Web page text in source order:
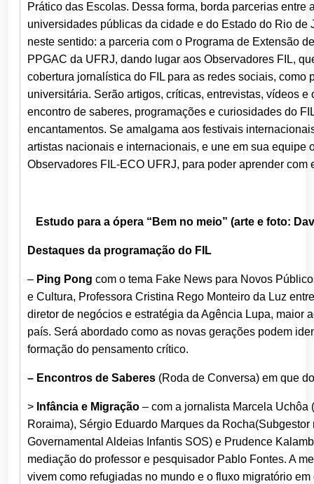
Prático das Escolas. Dessa forma, borda parcerias
universidades públicas da cidade e do Estado do Rio de
neste sentido: a parceria com o Programa de Extensão
PPGAC da UFRJ, dando lugar aos Observadores FIL,
cobertura jornalística do FIL para as redes sociais, como
universitária. Serão artigos, críticas, entrevistas, vídeos
encontro de saberes, programações e curiosidades do
encantamentos. Se amalgama aos festivais
artistas nacionais e internacionais, e une em sua equipe
Observadores FIL-ECO UFRJ, para poder aprender com
Estudo para a ópera “Bem no meio” (arte e foto:
Destaques da programação do FIL
– Ping Pong com o tema Fake News para Novos
e Cultura, Professora Cristina Rego Monteiro da Luz
diretor de negócios e estratégia da Agência Lupa, maior
país. Será abordado como as novas gerações podem
formação do pensamento crítico.
– Encontros de Saberes (Roda de Conversa) em que
> Infância e Migração – com a jornalista Marcela
Roraima), Sérgio Eduardo Marques da
Governamental Aldeias Infantis SOS) e Prudence
mediação do professor e pesquisador Pablo Fontes. A
vivem como refugiadas no mundo e o fluxo migratório